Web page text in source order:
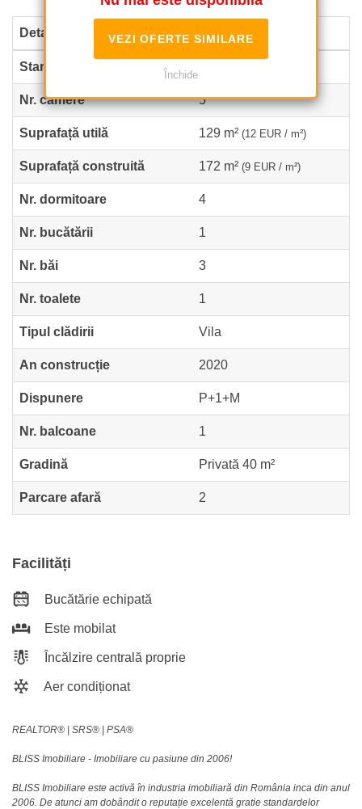
VEZI OFERTE SIMILARE
Închide
Detalii proprietate
Stare
Nr. camere 5
Suprafață utilă 129 m² (12 EUR / m²)
Suprafață construită 172 m² (9 EUR / m²)
Nr. dormitoare 4
Nr. bucătării 1
Nr. băi 3
Nr. toalete 1
Tipul clădirii Vila
An construcție 2020
Dispunere P+1+M
Nr. balcoane 1
Gradină Privată 40 m²
Parcare afară 2
Facilități
Bucătărie echipată
Este mobilat
Încălzire centrală proprie
Aer condiționat
REALTOR®️ | SRS®️ | PSA®️
BLISS Imobiliare - Imobiliare cu pasiune din 2006!
BLISS Imobiliare este activă în industria imobiliară din România inca din anul
2006. De atunci am dobândit o reputație excelentă gratie standardelor